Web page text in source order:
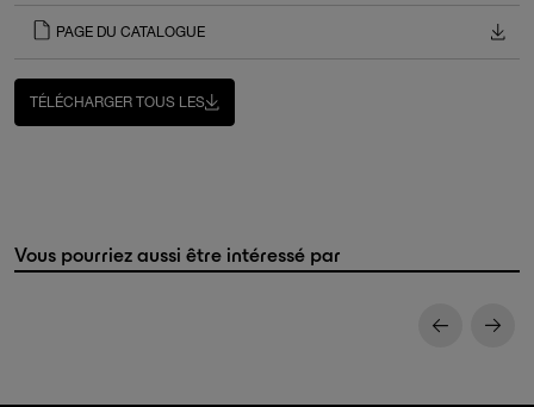
PAGE DU CATALOGUE
TÉLÉCHARGER TOUS LES
Vous pourriez aussi être intéressé par